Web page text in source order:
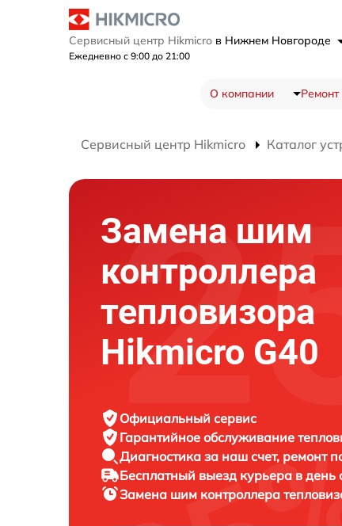
Сервисный центр Hikmicro в Нижнем Новгороде
Ежедневно с 9:00 до 21:00
О компании Ремонт
Сервисный центр Hikmicro Каталог
Замена шим
контроллера
тепловизора
Hikmicro G40
Официальный сервис
Гарантийное обслуживание
Диагностика за наш счет, ремонт
Бесплатный выезд курьера в день
Замена шим контроллера